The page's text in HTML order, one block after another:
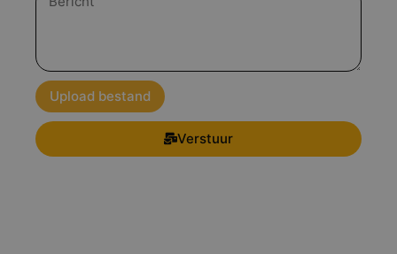
Upload bestand
Verstuur